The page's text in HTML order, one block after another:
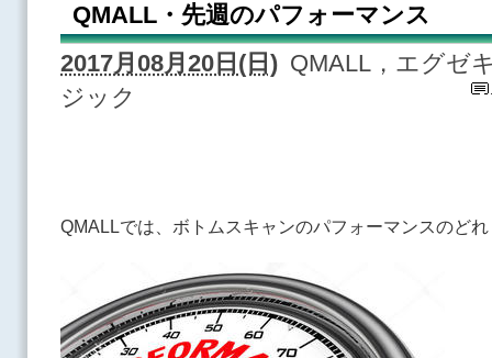
QMALL・先週のパフォーマンス
2017月08月20日(日) QMALL，エグゼ
ジック
QMALLでは、ボトムスキャンのパフォーマンスのど